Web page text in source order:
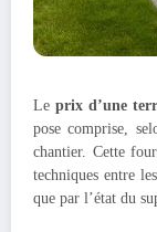
Leprix d’une
pose comprise,
chantier. Cette
techniques entre
que par l’état du